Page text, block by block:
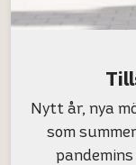
Nytt år, nya
som